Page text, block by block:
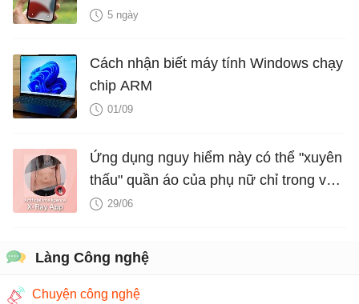
hiểm?
5 ngày
Cách nhận biết máy tính Windows chạy
chip ARM
01/09
Ứng dụng nguy hiểm này có thể "xuyên
thấu" quần áo của phụ nữ chỉ trong vài
giây nhờ công nghệ deepfake
29/06
Làng Công nghệ
Chuyện công nghệ